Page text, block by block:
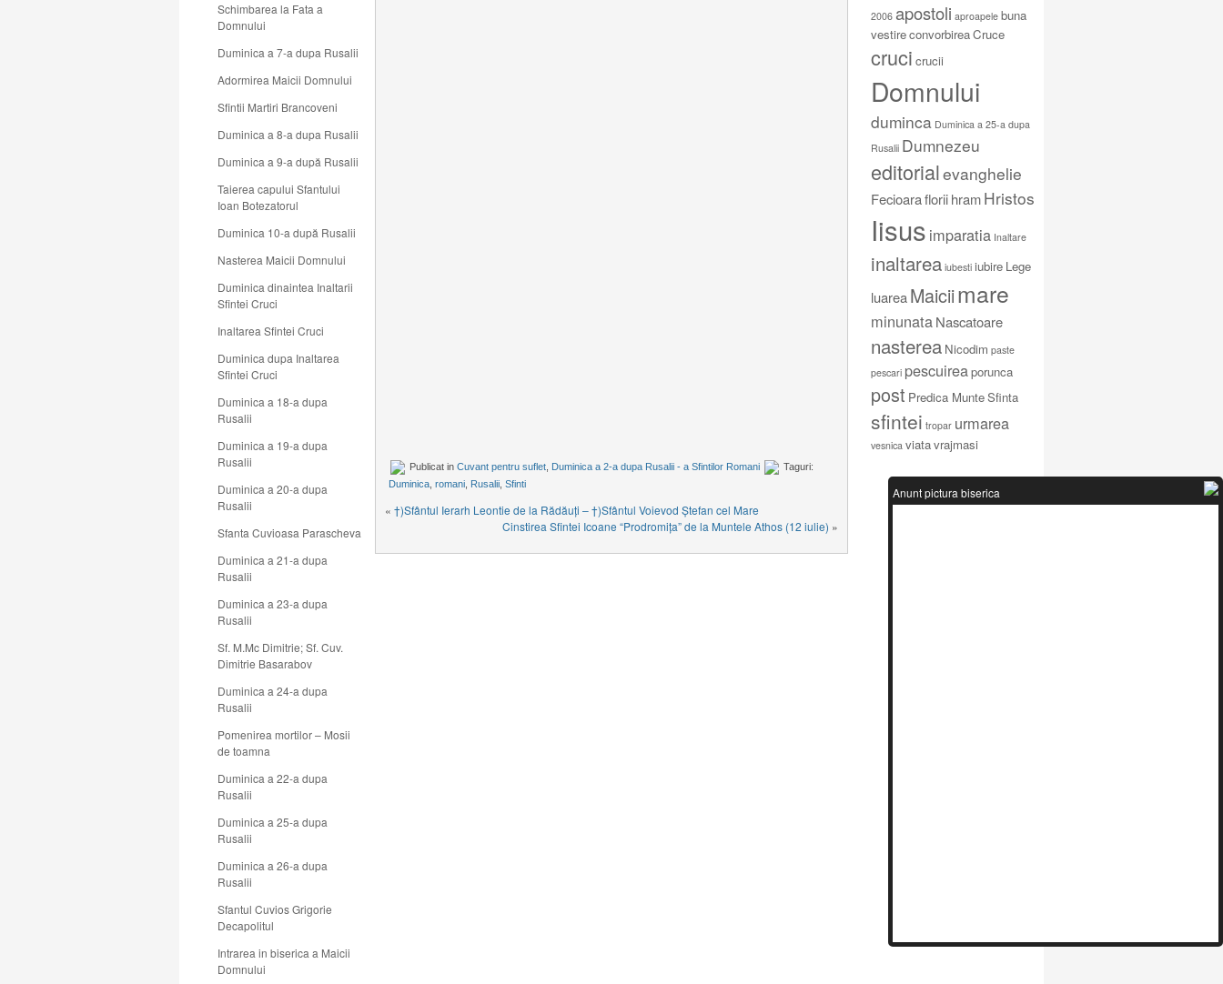
Schimbarea la Fata a
Domnului
Duminica a 7-a dupa Rusalii
Adormirea Maicii Domnului
Sfintii Martiri Brancoveni
Duminica a 8-a dupa Rusalii
Duminica a 9-a după Rusalii
Taierea capului Sfantului
Ioan Botezatorul
Duminica 10-a după Rusalii
Nasterea Maicii Domnului
Duminica dinaintea Inaltarii
Sfintei Cruci
Inaltarea Sfintei Cruci
Duminica dupa Inaltarea
Sfintei Cruci
Duminica a 18-a dupa
Rusalii
Duminica a 19-a dupa
Rusalii
Duminica a 20-a dupa
Rusalii
Sfanta Cuvioasa Parascheva
Duminica a 21-a dupa
Rusalii
Duminica a 23-a dupa
Rusalii
Sf. M.Mc Dimitrie; Sf. Cuv.
Dimitrie Basarabov
Duminica a 24-a dupa
Rusalii
Pomenirea mortilor – Mosii
de toamna
Duminica a 22-a dupa
Rusalii
Duminica a 25-a dupa
Rusalii
Duminica a 26-a dupa
Rusalii
Sfantul Cuvios Grigorie
Decapolitul
Intrarea in biserica a Maicii
Domnului
Publicat in Cuvant pentru suflet Duminica a 2-a dupa Rusalii - a Sfintilor Romani
Taguri:
Duminica romani Rusalii Sfinti
« †)Sfântul Ierarh Leontie de la Rădăuţi – †)Sfântul Voievod Ştefan cel Mare
Cinstirea Sfintei Icoane “Prodromiţa” de la Muntele Athos (12 iulie) »
2006 apostoli aproapele buna
vestireconvorbireaCruce
cruci crucii
Domnului
duminca Duminica a 25-a dupa
Rusalii Dumnezeu
editorialevanghelie
FecioarafloriihramHristos
Iisus imparatia Inaltare
inaltarea iubesti iubire Lege
luareaMaiciimare
minunataNascatoare
nasterea Nicodim paste
pescari pescuireaporunca
post Predica MunteSfinta
sfintei tropar urmarea
vesnica viatavrajmasi
Anunt pictura biserica